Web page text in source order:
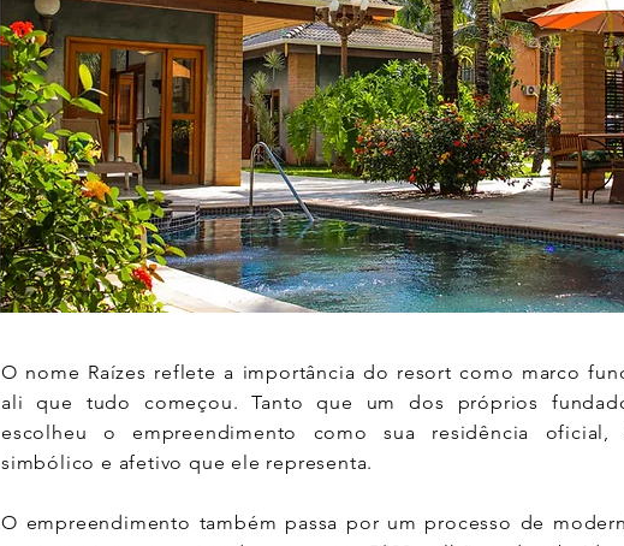
O nome Raízes reflete a importância do resort como marco
ali que tudo começou. Tanto que um dos próprios
escolheu o empreendimento como sua residência
simbólico e afetivo que ele representa.
O empreendimento também passa por um processo de